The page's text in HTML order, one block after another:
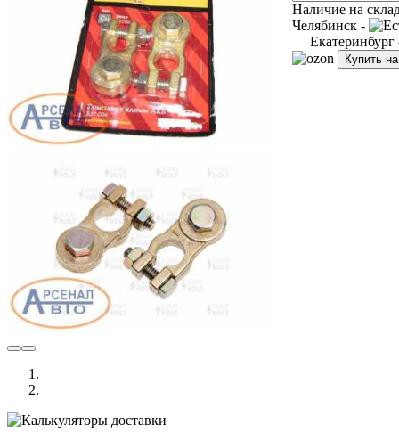
Наличие на
Челябинск -
Купить